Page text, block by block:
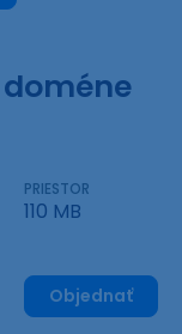
PRIESTOR
110 MB
Objednať